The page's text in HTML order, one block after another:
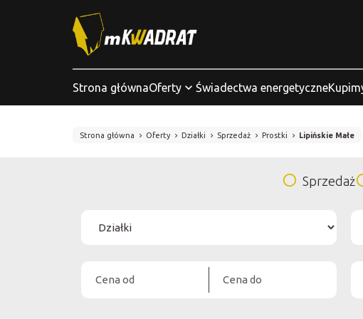
Strona głównaOferty Świadectwa energetyczne
Strona główna Oferty Działki Sprzedaż Prostki Lipińskie Małe
Sprzedaż